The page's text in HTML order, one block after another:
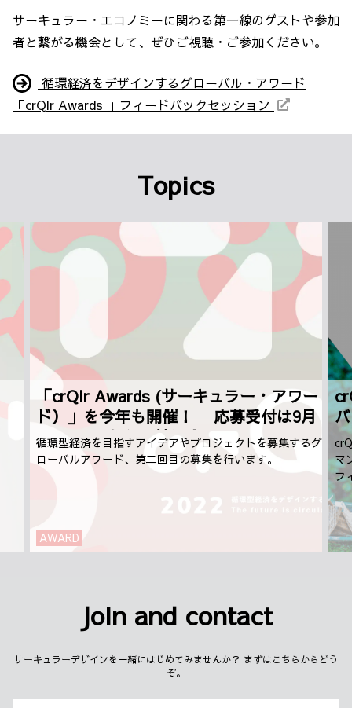
サーキュラー・エコノミーに関わる第一線のゲストや参加
者と繋がる機会として、ぜひご視聴・ご参加ください。
循環経済をデザインするグローバル・アワード
「crQlr Awards 」フィードバックセッション
Topics
「crQlr Awards (サーキュラー・アワー
ド）」を今年も開催！ 応募受付は9月
1日（木）から開始予定
循環型経済を目指すアイデアやプロジェクトを募集するグ
ローバルアワード、第二回目の募集を行います。
AWARD
マ
フ
Join and contact
サーキュラーデザインを一緒にはじめてみませんか？ まずはこちらからどう
ぞ。